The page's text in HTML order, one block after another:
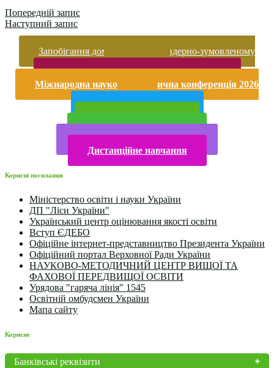
Попередній запис
Наступний запис
Запобігання домашньому та гендерно-зумовленому
Міжнародна науково-практична конференція 2026
Дистанційне навчання
Корисні посилання
Міністерство освіти і науки України
ДП "Ліси України"
Український центр оцінювання якості освіти
Вступ ЄДЕБО
Офіційне інтернет-представництво Президента України
Офіційний портал Верховної Ради України
НАУКОВО-МЕТОДИЧНИЙ ЦЕНТР ВИЩОЇ ТА
ФАХОВОЇ ПЕРЕДВИЩОЇ ОСВІТИ
Урядова "гаряча лінія" 1545
Освітній омбудсмен України
Мапа сайту
Корисне
Банківські реквізити